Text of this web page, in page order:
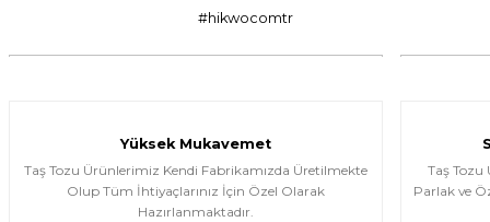
Halema Elyasen | 19/01/2026
#hikwocomtr
Yüksek Mukavemet
Taş Tozu Ürünlerimiz Kendi Fabrikamızda Üretilmekte
Olup Tüm İhtiyaçlarınız İçin Özel Olarak
Hazırlanmaktadır.
Taş
Parlak ve